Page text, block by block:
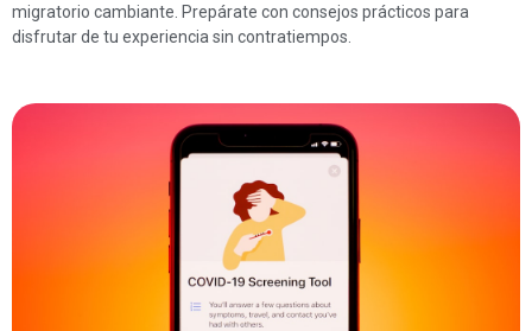
migratorio cambiante. Prepárate con consejos prácticos para
disfrutar de tu experiencia sin contratiempos.